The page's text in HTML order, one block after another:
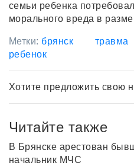
семьи ребенка
морального вреда в
Метки: брянск травма
ребенок
Хотите предложить свою
Читайте также
В Брянске арестован
начальник МЧС